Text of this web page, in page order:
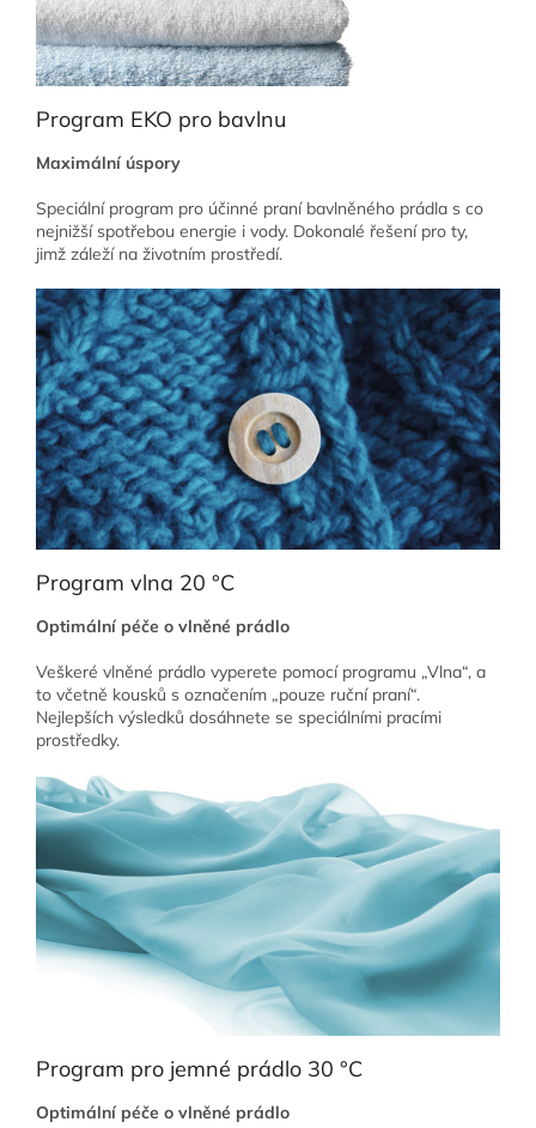
Program EKO pro bavlnu
Maximální úspory
Speciální program pro účinné praní bavlněného prádla s co
nejnižší spotřebou energie i vody. Dokonalé řešení pro ty,
jimž záleží na životním prostředí.
Program vlna 20 °C
Optimální péče o vlněné prádlo
Veškeré vlněné prádlo vyperete pomocí programu „Vlna“, a
to včetně kousků s označením „pouze ruční praní“.
Nejlepších výsledků dosáhnete se speciálními pracími
prostředky.
Program pro jemné prádlo 30 °C
Optimální péče o vlněné prádlo